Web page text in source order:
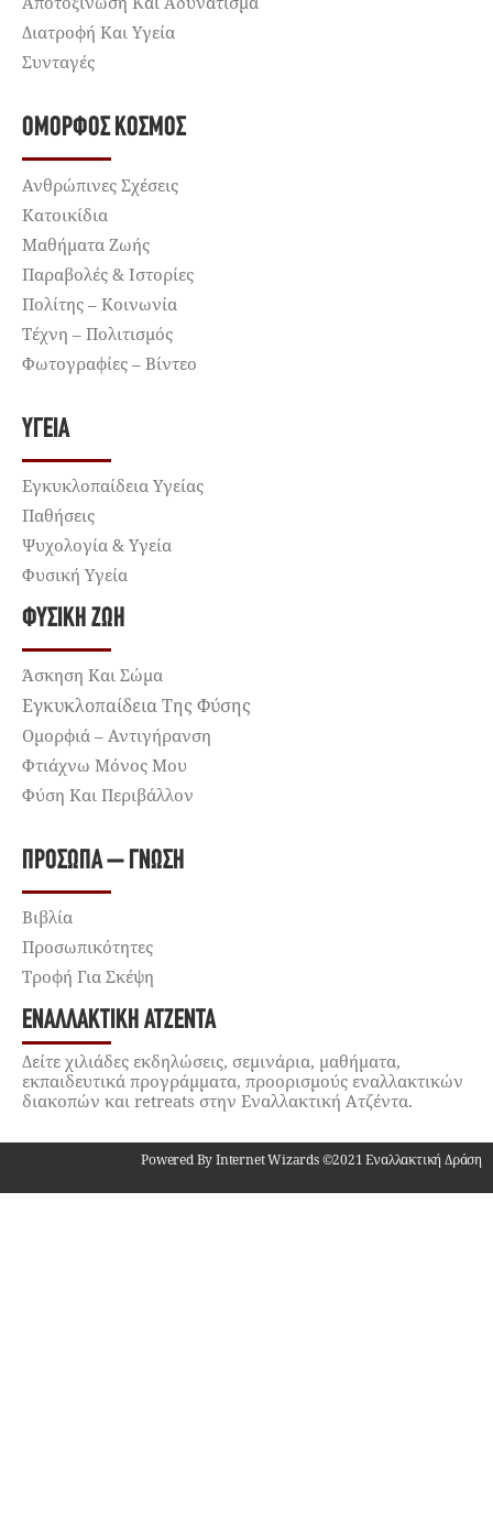
Διατροφή Και Υγεία
Συνταγές
ΌΜΟΡΦΟΣ ΚΌΣΜΟΣ
Ανθρώπινες Σχέσεις
Κατοικίδια
Μαθήματα Ζωής
Παραβολές & Ιστορίες
Πολίτης – Κοινωνία
Τέχνη – Πολιτισμός
Φωτογραφίες – Βίντεο
ΥΓΕΊΑ
Εγκυκλοπαίδεια Υγείας
Παθήσεις
Ψυχολογία & Υγεία
Φυσική Υγεία
ΦΥΣΙΚΉ ΖΩΉ
Άσκηση Και Σώμα
Εγκυκλοπαίδεια Της Φύσης
Ομορφιά – Αντιγήρανση
Φτιάχνω Μόνος Μου
Φύση Και Περιβάλλον
ΠΡΌΣΩΠΑ – ΓΝΏΣΗ
Βιβλία
Προσωπικότητες
Τροφή Για Σκέψη
ΕΝΑΛΛΑΚΤΙΚΉ ΑΤΖΈΝΤΑ
Δείτε χιλιάδες εκδηλώσεις, σεμινάρια, μαθήματα,
εκπαιδευτικά προγράμματα, προορισμούς εναλλακτικών
διακοπών και retreats στην Εναλλακτική Ατζέντα.
Powered By Internet Wizards ©2021 Εναλλακτική Δράση